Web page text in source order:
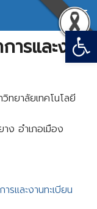
ารและงาน
ทยาลัยเทคโนโลยี
ง อำเภอเมือง
รและงานทะเบียน